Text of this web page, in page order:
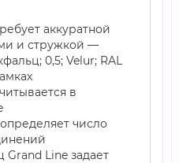
аккуратной
и стружкой —
0,5; Velur; RAL
в
число
Line задает